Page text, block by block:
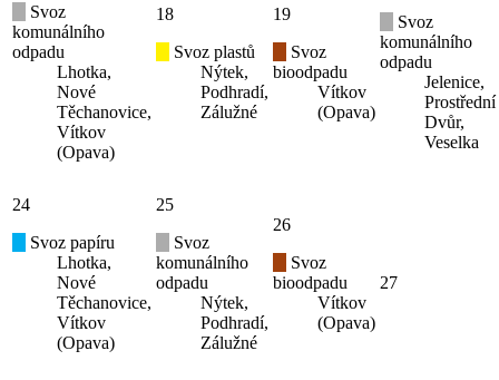
Svoz
komunálního
odpadu
Lhotka,
Nové
Těchanovice,
Vítkov
(Opava)
18
Svoz plastů
Nýtek,
Podhradí,
Zálužné
19
Svoz
bioodpadu
Vítkov
(Opava)
Svoz
komunálního
odpadu
Jelenice,
Prostřední
Dvůr,
Veselka
24
Svoz papíru
Lhotka,
Nové
Těchanovice,
Vítkov
(Opava)
25
Svoz
komunálního
odpadu
Nýtek,
Podhradí,
Zálužné
26
Svoz
bioodpadu
Vítkov
(Opava)
27